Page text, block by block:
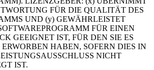
FÜR DIE QUALITÄT DES
UND (y) GEWÄHRLEISTET
FÜR EINEN
GEEIGNET IST, FÜR DEN SIE ES
HABEN, SOFERN DIES IN
NICHT
IST.